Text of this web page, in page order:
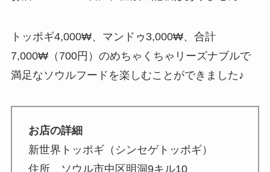
トッポギ4,000₩、マンドゥ3,000₩、合計
7,000₩（700円）のめちゃくちゃリーズナブルで
満足なソウルフードを楽しむことができました♪
お店の詳細
新世界トッポギ（シンセゲトッポギ）
住所ソウル市中区明洞9キル10